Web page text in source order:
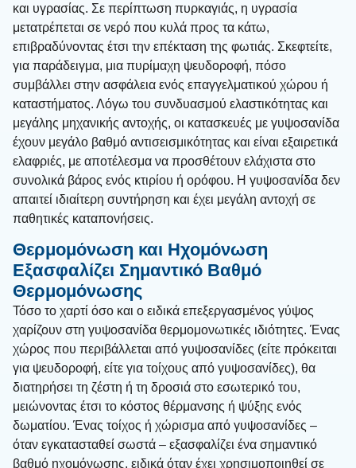
και υγρασίας. Σε περίπτωση πυρκαγιάς, η υγρασία
μετατρέπεται σε νερό που κυλά προς τα κάτω,
επιβραδύνοντας έτσι την επέκταση της φωτιάς. Σκεφτείτε,
για παράδειγμα, μια πυρίμαχη ψευδοροφή, πόσο
συμβάλλει στην ασφάλεια ενός επαγγελματικού χώρου ή
καταστήματος. Λόγω του συνδυασμού ελαστικότητας και
μεγάλης μηχανικής αντοχής, οι κατασκευές με γυψοσανίδα
έχουν μεγάλο βαθμό αντισεισμικότητας και είναι εξαιρετικά
ελαφριές, με αποτέλεσμα να προσθέτουν ελάχιστα στο
συνολικά βάρος ενός κτιρίου ή ορόφου. Η γυψοσανίδα δεν
απαιτεί ιδιαίτερη συντήρηση και έχει μεγάλη αντοχή σε
παθητικές καταπονήσεις.
Θερμομόνωση και Ηχομόνωση
Εξασφαλίζει Σημαντικό Βαθμό
Θερμομόνωσης
Τόσο το χαρτί όσο και ο ειδικά επεξεργασμένος γύψος
χαρίζουν στη γυψοσανίδα θερμομονωτικές ιδιότητες. Ένας
χώρος που περιβάλλεται από γυψοσανίδες (είτε πρόκειται
για ψευδοροφή, είτε για τοίχους από γυψοσανίδες), θα
διατηρήσει τη ζέστη ή τη δροσιά στο εσωτερικό του,
μειώνοντας έτσι το κόστος θέρμανσης ή ψύξης ενός
δωματίου. Ένας τοίχος ή χώρισμα από γυψοσανίδες –
όταν εγκατασταθεί σωστά – εξασφαλίζει ένα σημαντικό
βαθμό ηχομόνωσης, ειδικά όταν έχει χρησιμοποιηθεί σε